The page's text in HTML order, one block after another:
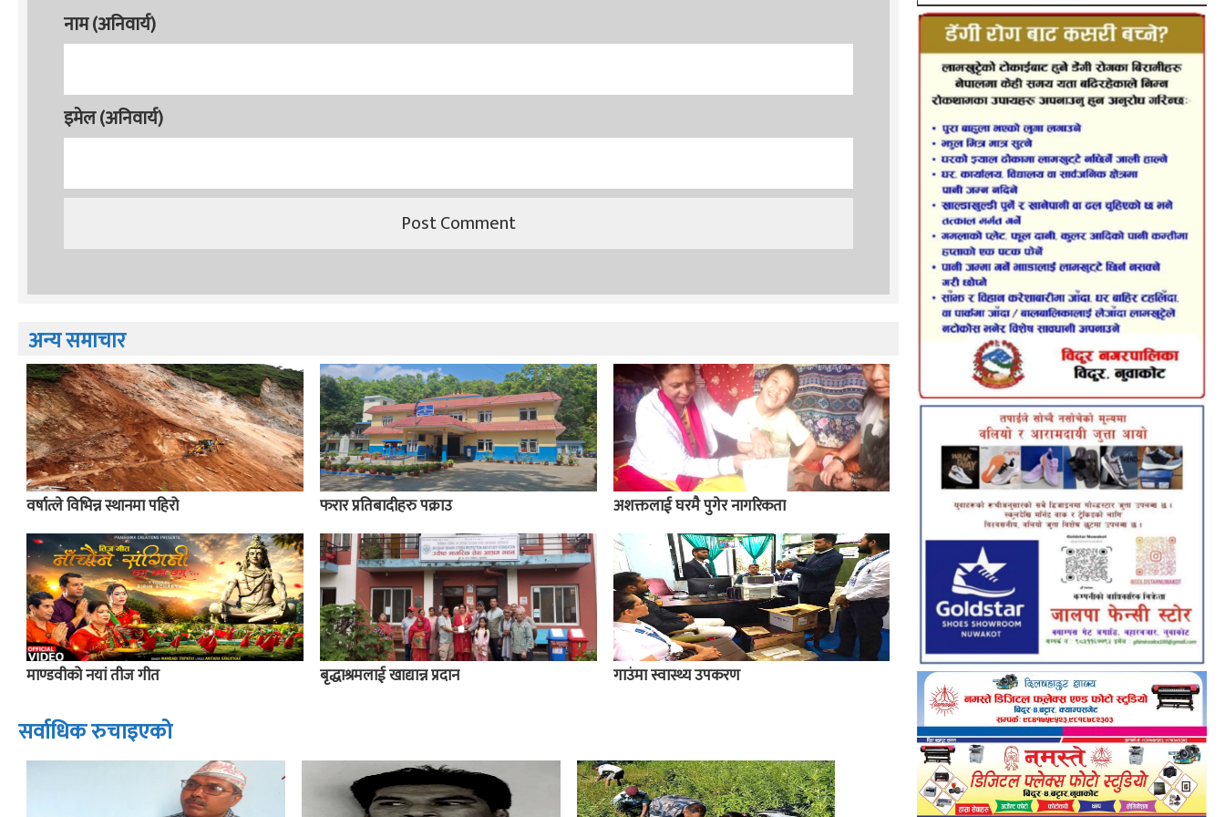
नाम (अनिवार्य)
इमेल (अनिवार्य)
अन्य समाचार
वर्षात्ले विभिन्न स्थानमा पहिरो फरार प्रतिबादीहरु पक्राउ अशक्तलाई घरमै पुगेर नागरिकता
माण्डवीको नयां तीज गीत बृद्धाश्रमलाई खाद्यान्न प्रदान गाउंमा स्वास्थ्य उपकरण
सर्वाधिक रुचाइएको